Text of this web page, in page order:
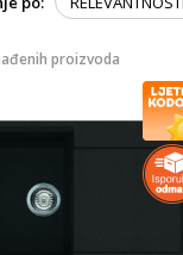
proizvoda